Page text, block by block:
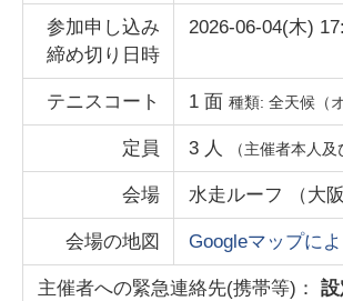
参加申し込み
締め切り日時
2026-06-04(木)
テニスコート 1 面種類:全天候（
定員 3 人 （主催者本人
会場 水走ルーフ （大
会場の地図 Googleマップに
主催者への緊急連絡先(携帯等)：設